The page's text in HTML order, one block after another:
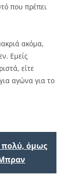
που πρέπει
ακόμα,
Εμείς
είτε
αγώνα για το
όμως